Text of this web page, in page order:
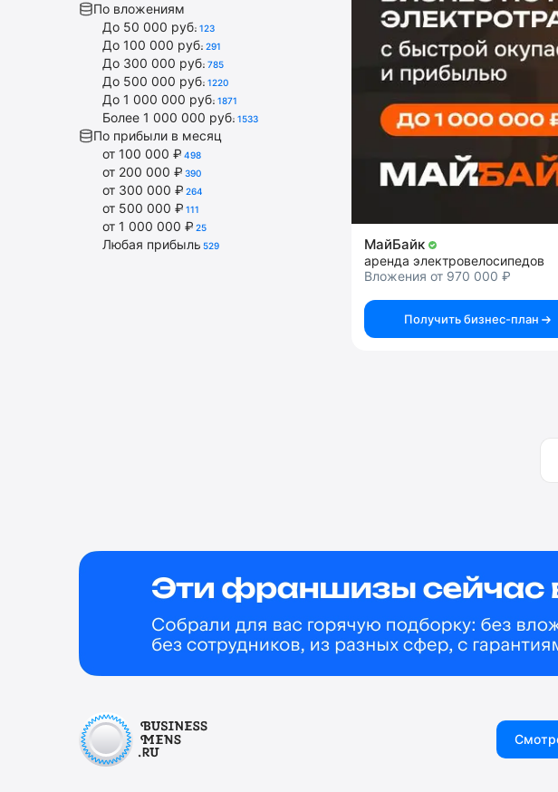
По вложениям
До 50 000 руб. 123
До 100 000 руб. 291
До 300 000 руб. 785
До 500 000 руб. 1220
До 1 000 000 руб. 1871
Более 1 000 000 руб. 1533
По прибыли в месяц
от 100 000 ₽ 498
от 200 000 ₽ 390
от 300 000 ₽ 264
от 500 000 ₽ 111
от 1 000 000 ₽ 25
Любая прибыль 529 МайБайк
аренда электровелосипедов
Вложения от 970 000 ₽
Получить бизнес-план